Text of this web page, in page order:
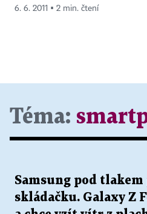
6. 6. 2011 ▪ 2 min. čtení
Téma:
Samsung pod
skládačku. Galaxy Z